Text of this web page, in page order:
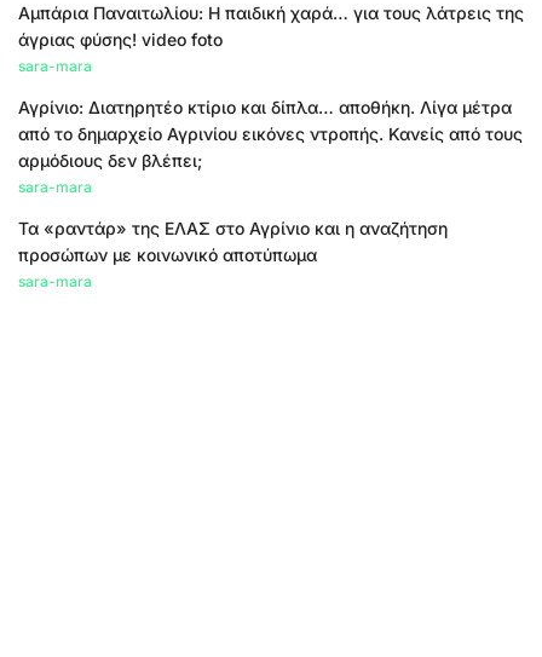
Αμπάρια Παναιτωλίου: Η παιδική χαρά… για τους λάτρεις της
άγριας φύσης! video foto
sara-mara
Αγρίνιο: Διατηρητέο κτίριο και δίπλα… αποθήκη. Λίγα μέτρα
από το δημαρχείο Αγρινίου εικόνες ντροπής. Κανείς από τους
αρμόδιους δεν βλέπει;
sara-mara
Τα «ραντάρ» της ΕΛΑΣ στο Αγρίνιο και η αναζήτηση
προσώπων με κοινωνικό αποτύπωμα
sara-mara